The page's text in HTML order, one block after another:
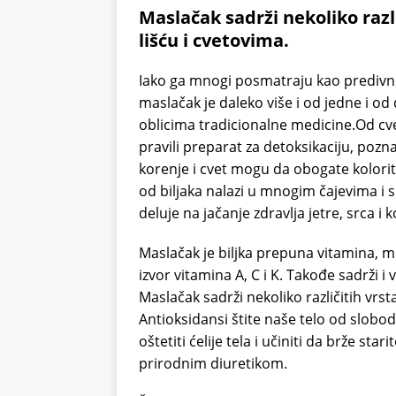
Maslačak sadrži nekoliko
lišću i cvetovima.
Iako ga mnogi posmatraju kao
maslačak je daleko više i od jedne i
oblicima tradicionalne medicine.Od
pravili preparat za detoksikaciju,
korenje i cvet mogu da obogate
od biljaka nalazi u mnogim čajevima
deluje na jačanje zdravlja jetre, srca i
Maslačak je biljka prepuna vitamina,
izvor vitamina A, C i K. Takođe sadrži
Maslačak sadrži nekoliko različitih
Antioksidansi štite naše telo od
oštetiti ćelije tela i učiniti da brže
prirodnim diuretikom.